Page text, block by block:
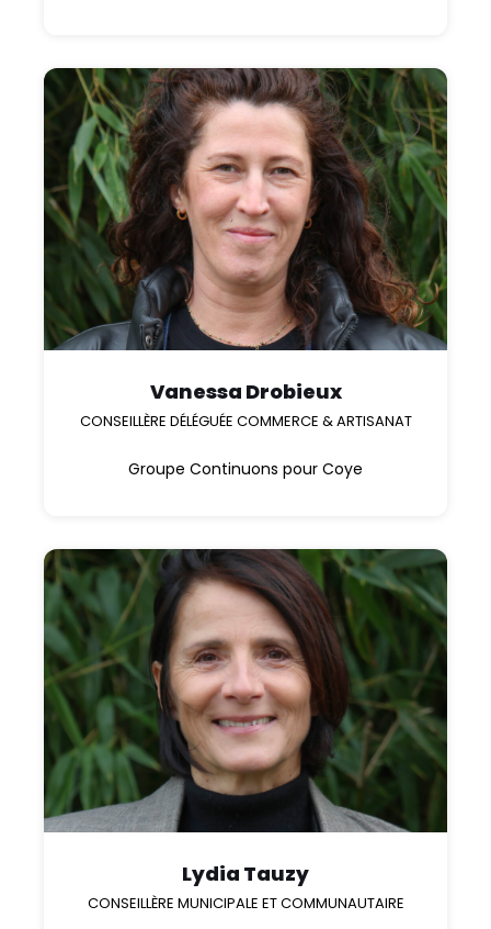
Vanessa Drobieux
CONSEILLÈRE DÉLÉGUÉE COMMERCE & ARTISANAT
Groupe Continuons pour Coye
Lydia Tauzy
CONSEILLÈRE MUNICIPALE ET COMMUNAUTAIRE